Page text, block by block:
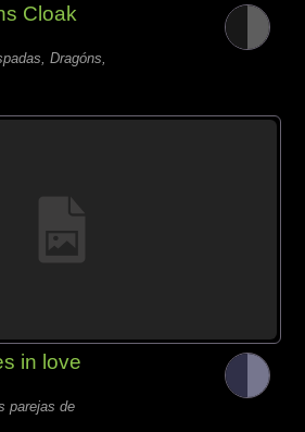
Cloak
Dragóns,
in love
parejas de